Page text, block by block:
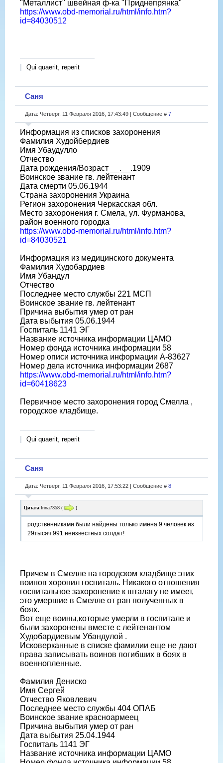
"Металлист" швейная ф-ка "Приднепрянка"
https://www.obd-memorial.ru/html/info.htm?
id=84030512
Qui quaerit, reperit
Саня
Дата: Четверг, 11 Февраля 2016, 17:43:49 | Сообщение # 7
Информация из списков захоронения
Фамилия Худойбердиев
Имя Убаудулло
Отчество
Дата рождения/Возраст __.__.1909
Воинское звание гв. лейтенант
Дата смерти 05.06.1944
Страна захоронения Украина
Регион захоронения Черкасская обл.
Место захоронения г. Смела, ул. Фурманова,
район военного городка
https://www.obd-memorial.ru/html/info.htm?
id=84030521
Информация из медицинского документа
Фамилия Худобардиев
Имя Убандул
Отчество
Последнее место службы 221 МСП
Воинское звание гв. лейтенант
Причина выбытия умер от ран
Дата выбытия 05.06.1944
Госпиталь 1141 ЭГ
Название источника информации ЦАМО
Номер фонда источника информации 58
Номер описи источника информации А-83627
Номер дела источника информации 2687
https://www.obd-memorial.ru/html/info.htm?
id=60418623
Первичное место захоронения город Смелла ,
городское кладбище.
Qui quaerit, reperit
Саня
Дата: Четверг, 11 Февраля 2016, 17:53:22 | Сообщение # 8
Цитата Irina7358 ( )
родственниками были найдены только имена 9 человек из
29тысяч 991 неизвестных солдат!
Причем в Смелле на городском кладбище этих
воинов хоронил госпиталь. Никакого отношения
госпитальное захоронение к шталагу не имеет,
это умершие в Смелле от ран полученных в
боях.
Вот еще воины,которые умерли в госпитале и
были захоронены вместе с лейтенантом
Худобардиевым Убандулой .
Исковерканные в списке фамилии еще не дают
права записывать воинов погибших в боях в
военнопленные.
Фамилия Дениско
Имя Сергей
Отчество Яковлевич
Последнее место службы 404 ОПАБ
Воинское звание красноармеец
Причина выбытия умер от ран
Дата выбытия 25.04.1944
Госпиталь 1141 ЭГ
Название источника информации ЦАМО